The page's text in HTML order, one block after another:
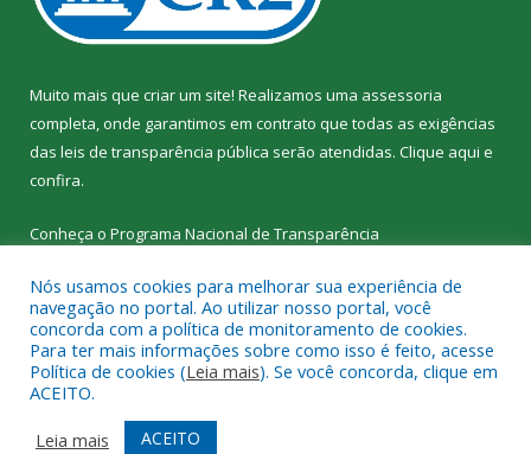
Muito mais que criar um site! Realizamos uma assessoria
completa, onde garantimos em contrato que todas as exigências
das leis de transparência pública serão atendidas. Clique aqui e
confira.
Conheça o Programa Nacional de Transparência
Todos os direitos reservados a SEMED – Secretaria Municipal de
Educação de Senador José Porfírio.
Mapa do Site
Acessar Área Administrativa
Nós usamos cookies para melhorar sua experiência de
navegação no portal. Ao utilizar nosso portal, você
concorda com a política de monitoramento de cookies.
Para ter mais informações sobre como isso é feito, acesse
Política de cookies (Leia mais). Se você concorda, clique em
ACEITO.
Leia mais
ACEITO